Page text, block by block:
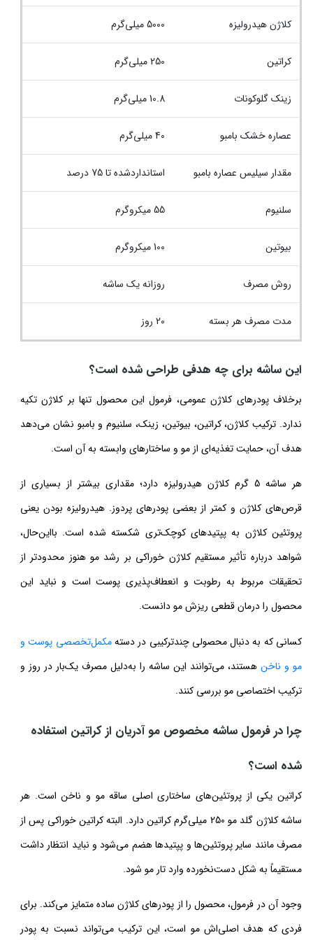
کلاژن هیدرولیزه 5000 میلی‌گرم
کراتین 250 میلی‌گرم
زینک گلوکونات 10.8 میلی‌گرم
عصاره خشک بامبو 40 میلی‌گرم
مقدار سیلیس عصاره بامبو استانداردشده تا 75 درصد
سلنیوم 55 میکروگرم
بیوتین 100 میکروگرم
روش مصرف روزانه یک ساشه
مدت مصرف هر بسته 20 روز
این ساشه برای چه هدفی طراحی شده است؟
برخلاف پودرهای کلاژن عمومی، فرمول این محصول تنها بر کلاژن تکیه
ندارد. ترکیب کلاژن، کراتین، بیوتین، زینک، سلنیوم و بامبو نشان می‌دهد
هدف آن، حمایت تغذیه‌ای از مو و ساختارهای وابسته به آن است.
هر ساشه 5 گرم کلاژن هیدرولیزه دارد؛ مقداری بیشتر از بسیاری از
قرص‌های کلاژن و کمتر از بعضی پودرهای پر‌دوز. هیدرولیزه بودن یعنی
پروتئین کلاژن به پپتیدهای کوچک‌تری شکسته شده است. بااین‌حال،
شواهد درباره تأثیر مستقیم کلاژن خوراکی بر رشد مو هنوز محدودتر از
تحقیقات مربوط به رطوبت و انعطاف‌پذیری پوست است و نباید این
محصول را درمان قطعی ریزش مو دانست.
کسانی که به دنبال محصولی چندترکیبی در دستهمکمل‌تخصصی پوست و
مو و ناخن هستند، می‌توانند این ساشه را به‌دلیل مصرف یک‌بار در روز و
ترکیب اختصاصی مو بررسی کنند.
چرا در فرمول ساشه مخصوص مو آدریان از کراتین استفاده
شده است؟
کراتین یکی از پروتئین‌های ساختاری اصلی ساقه مو و ناخن است. هر
ساشه کلاژن گلد مو 250 میلی‌گرم کراتین دارد. البته کراتین خوراکی پس از
مصرف مانند سایر پروتئین‌ها و پپتیدها هضم می‌شود و نباید انتظار داشت
مستقیماً به شکل دست‌نخورده وارد تار مو شود.
وجود آن در فرمول، محصول را از پودرهای کلاژن ساده متمایز می‌کند. برای
فردی که هدف اصلی‌اش مو است، این ترکیب می‌تواند نسبت به پودر